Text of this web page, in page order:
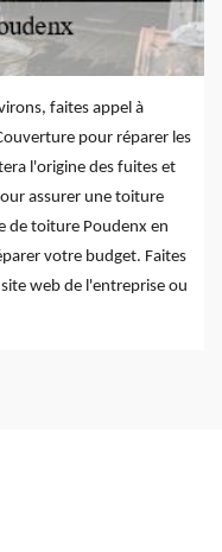
faites appel à
pour réparer les
l'origine des fuites et
assurer une toiture
de toiture Poudenx en
votre budget. Faites
web de l'entreprise ou